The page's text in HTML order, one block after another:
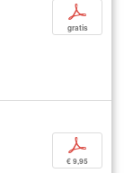
p
gratis
p
€ 9,95